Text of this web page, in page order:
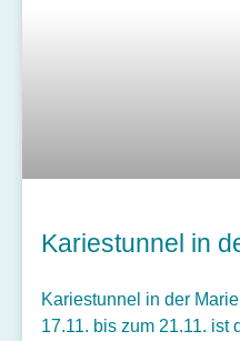
Kariestunnel in
Kariestunnel in der
17.11. bis zum 21.11. ist